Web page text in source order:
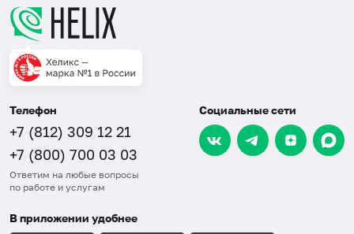
Телефон
+7 (812) 309 12 21
+7 (800) 700 03 03
Ответим на любые вопросы
по работе и услугам
Социальные сети
В приложении удобнее